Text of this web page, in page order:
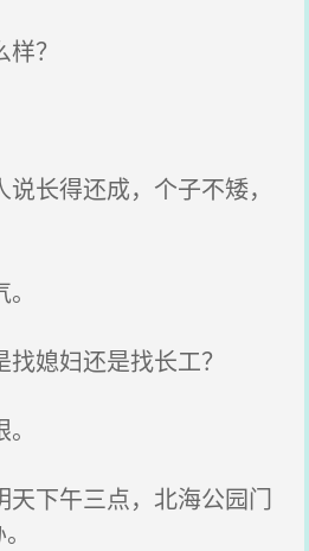
？
长得还成，个子不矮，
媳妇还是找长工？
下午三点，北海公园门